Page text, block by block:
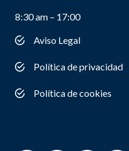
8:30 am – 17:00
Aviso Legal
Política de privacidad
Política de cookies